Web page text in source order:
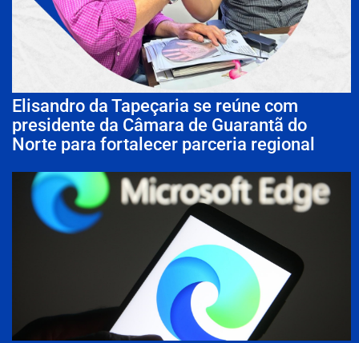
Elisandro da Tapeçaria se reúne com
presidente da Câmara de Guarantã do
Norte para fortalecer parceria regional